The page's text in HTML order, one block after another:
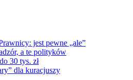
jest pewne „ale”
a te polityków
30 tys. zł
dla kuracjuszy